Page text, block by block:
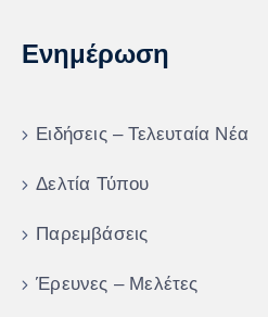
Ενημέρωση
Ειδήσεις – Τελευταία Νέα
Δελτία Τύπου
Παρεμβάσεις
Έρευνες – Μελέτες